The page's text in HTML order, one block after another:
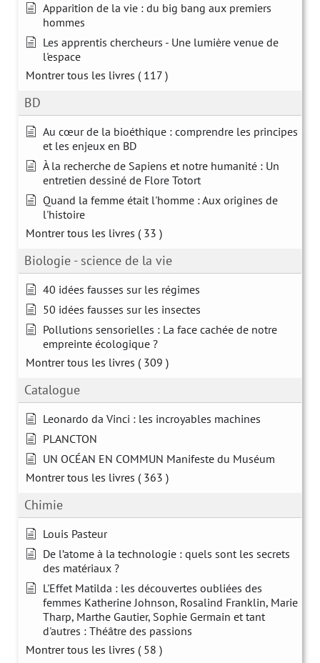
Apparition de la vie : du big bang aux premiers
hommes
Les apprentis chercheurs - Une lumière venue de
l'espace
Montrer tous les livres ( 117 )
BD
Au cœur de la bioéthique : comprendre les principes
et les enjeux en BD
À la recherche de Sapiens et notre humanité : Un
entretien dessiné de Flore Totort
Quand la femme était l'homme : Aux origines de
l'histoire
Montrer tous les livres ( 33 )
Biologie - science de la vie
40 idées fausses sur les régimes
50 idées fausses sur les insectes
Pollutions sensorielles : La face cachée de notre
empreinte écologique ?
Montrer tous les livres ( 309 )
Catalogue
Leonardo da Vinci : les incroyables machines
PLANCTON
UN OCÉAN EN COMMUN Manifeste du Muséum
Montrer tous les livres ( 363 )
Chimie
Louis Pasteur
De l’atome à la technologie : quels sont les secrets
des matériaux ?
L'Effet Matilda : les découvertes oubliées des
femmes Katherine Johnson, Rosalind Franklin, Marie
Tharp, Marthe Gautier, Sophie Germain et tant
d'autres : Théâtre des passions
Montrer tous les livres ( 58 )